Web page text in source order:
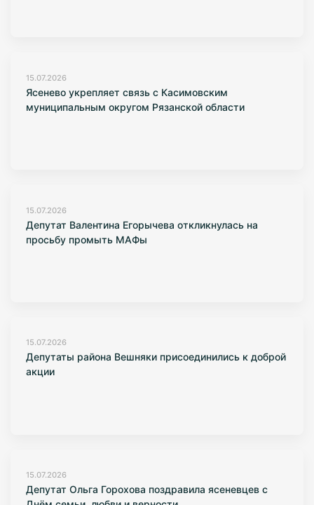
15.07.2026
Ясенево укрепляет связь с Касимовским
муниципальным округом Рязанской области
15.07.2026
Депутат Валентина Егорычева откликнулась на
просьбу промыть МАФы
15.07.2026
Депутаты района Вешняки присоединились к доброй
акции
15.07.2026
Депутат Ольга Горохова поздравила ясеневцев с